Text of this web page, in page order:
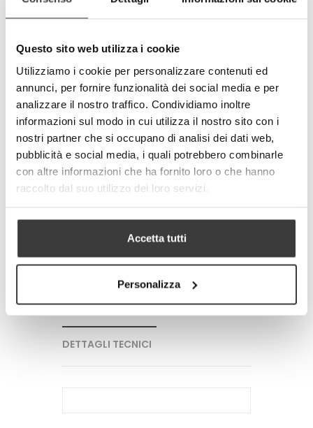
Questo sito web utilizza i cookie
Utilizziamo i cookie per personalizzare contenuti ed
annunci, per fornire funzionalità dei social media e per
analizzare il nostro traffico. Condividiamo inoltre
informazioni sul modo in cui utilizza il nostro sito con i
nostri partner che si occupano di analisi dei dati web,
pubblicità e social media, i quali potrebbero combinarle
con altre informazioni che ha fornito loro o che hanno
raccolto dal suo utilizzo dei loro servizi.
Accetta tutti
Personalizza
grazie a tecniche di stampa all’avanguardia.
Rispetta tutti gli standard europei.
Prodotto completamente in Italia
100% made in Italy
© Modello e disegno registrato.
E’ vietata la riproduzione anche
parziale.
- +
Share
Google+
Pinterest
PIU' INFORMAZIONI
DETTAGLI TECNICI